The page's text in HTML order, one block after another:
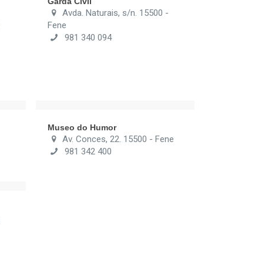
Avda. Naturais, s/n. 15500 -
Fene
981 340 094
Museo do Humor
Av. Conces, 22. 15500 - Fene
981 342 400